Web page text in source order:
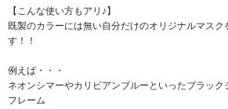
【こんな使い方もアリ♪】
既製のカラーには無い自分だけのオリジナルマス
す！！
例えば・・・
ネオンシマーやカリビアンブルーといったブラッ
フレーム